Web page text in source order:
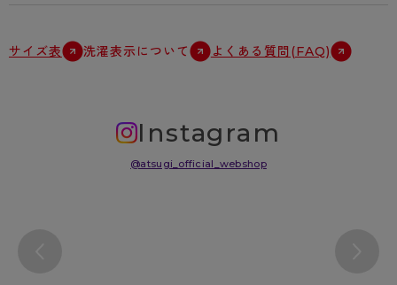
サイズ表 洗濯表示について よくある質問(FAQ)
Instagram
@atsugi_official_webshop